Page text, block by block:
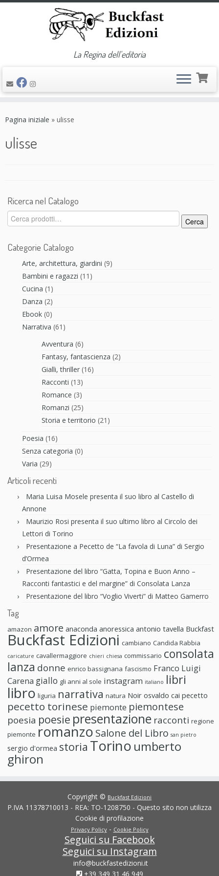
La Regina dell'editoria
Pagina iniziale » ulisse
ulisse
Ricerca nel Catalogo
Cerca:
Cerca
Categorie Catalogo
Arte, architettura, giardini (9)
Bambini e ragazzi (11)
Cucina (1)
Danza (2)
Ebook (0)
Narrativa (61)
Avventura (6)
Fantasy, fantascienza (2)
Gialli, thriller (16)
Racconti (13)
Romance (3)
Romanzi (25)
Storia e territorio (21)
Poesia (16)
Senza categoria (0)
Varia (29)
Articoli recenti
Maria Luisa Mosele presenta il suo libro al Castello di
Annone
Maurizio Rosi presenta il suo ultimo libro al Circolo dei
Lettori di Torino
Presentazione a Pecetto de “La favola di Luna” di Sergio
d’Ormea
Presentazione del libro “Gatta, Topina e Buon Anno –
Racconti fantastici e del margine” di Consolata Lanza
Presentazione del libro “Voglio Viverti” di Matteo Gamerro
Tag
amazon amore anaconda anoressica antonio tavella Buckfast
Buckfast Edizioni cambiano Candida Rabbia
caricature cavallermaggiore chieri chiesa commissario consolata
lanza donne enrico bassignana fascismo Franco Luigi
Carena giallo gli anni al sole instagram italiano libri
libro liguria narrativa natura Noir osvaldo cai pecetto
pecetto torinese piemonte piemontese
poesia poesie presentazione racconti regione
piemonte romanzo Salone del Libro san pietro
sergio d'ormea storia Torino umberto
ghiron
Copyright © Buckfast Edizioni
P.IVA 11378710013 - REA: TO-1208750 - Questo sito non utilizza
Cookie di profilazione
Privacy Policy- Cookie Policy
Seguici su Facebook
Seguici su Instagram
info@buckfastedizioni.it
+39 349 31 46 949